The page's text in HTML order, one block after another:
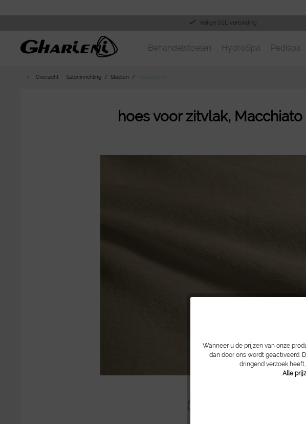
Veilige SSL-verbinding
Behandelstoelen HydroSpa Pedispa
Overzicht Saloninrichting Stoelen
hoes voor zitvlak, Macchiato
Wanneer u de prijzen van onze
dan door ons wordt geactiveerd.
dringend verzoek
Alle